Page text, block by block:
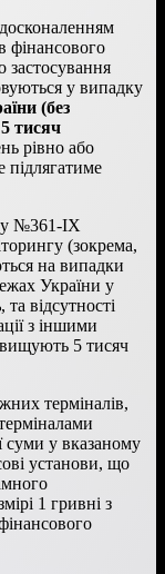
фінансового
застосування
у випадку
(без
тисяч
рівно або
№361-ІХ
(зокрема,
на випадки
України у
, та відсутності
з іншими
5 тисяч
терміналів,
суми у вказаному
установи, що
1 гривні з